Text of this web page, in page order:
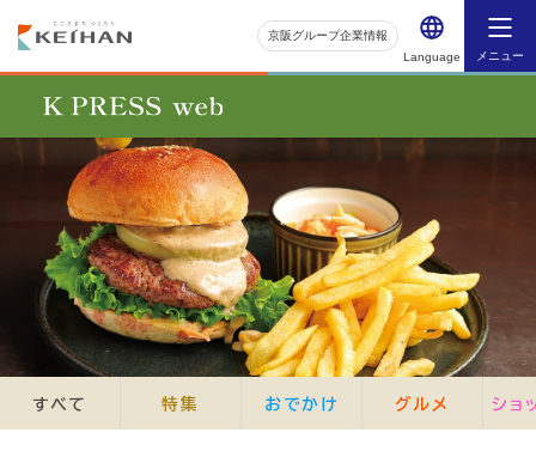
Language メニュー
京阪グループ企業情報
すべて 特集 おでかけ グルメ ショ